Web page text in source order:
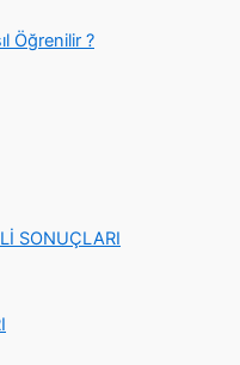
Öğrenilir ?
SONUÇLARI